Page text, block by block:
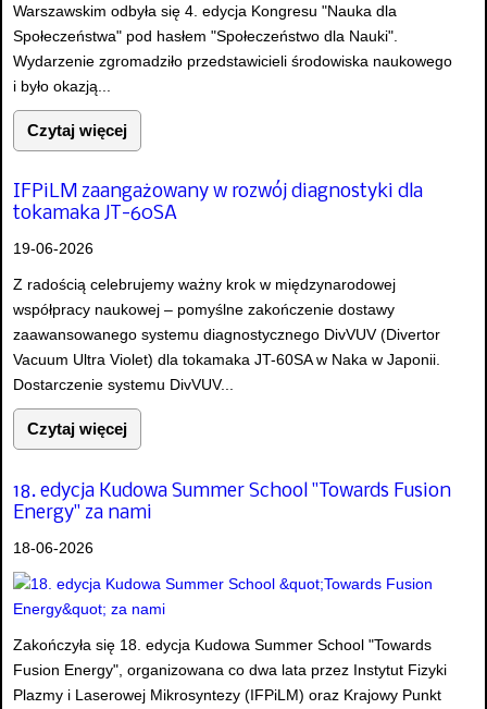
Warszawskim odbyła się 4. edycja Kongresu "Nauka dla
Społeczeństwa" pod hasłem "Społeczeństwo dla Nauki".
Wydarzenie zgromadziło przedstawicieli środowiska naukowego
i było okazją...
Czytaj więcej
IFPiLM zaangażowany w rozwój diagnostyki dla
tokamaka JT-60SA
19-06-2026
Z radością celebrujemy ważny krok w międzynarodowej
współpracy naukowej – pomyślne zakończenie dostawy
zaawansowanego systemu diagnostycznego DivVUV (Divertor
Vacuum Ultra Violet) dla tokamaka JT-60SA w Naka w Japonii.
Dostarczenie systemu DivVUV...
Czytaj więcej
18. edycja Kudowa Summer School "Towards Fusion
Energy" za nami
18-06-2026
Zakończyła się 18. edycja Kudowa Summer School "Towards
Fusion Energy", organizowana co dwa lata przez Instytut Fizyki
Plazmy i Laserowej Mikrosyntezy (IFPiLM) oraz Krajowy Punkt